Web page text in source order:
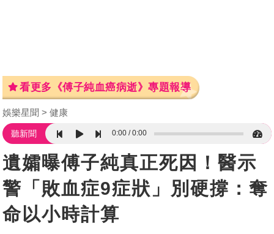
看更多《傅子純血癌病逝》專題報導
娛樂星聞 健康
聽新聞 0:00 0:00
遺孀曝傅子純真正死因！醫示
警「敗血症9症狀」別硬撐：奪
命以小時計算